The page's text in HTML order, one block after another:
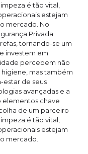
é tão vital,
estejam
mercado. No
Privada
tornando-se um
investem em
percebem não
mas também
de seus
avançadas e a
elementos chave
de um parceiro
é tão vital,
estejam
mercado.